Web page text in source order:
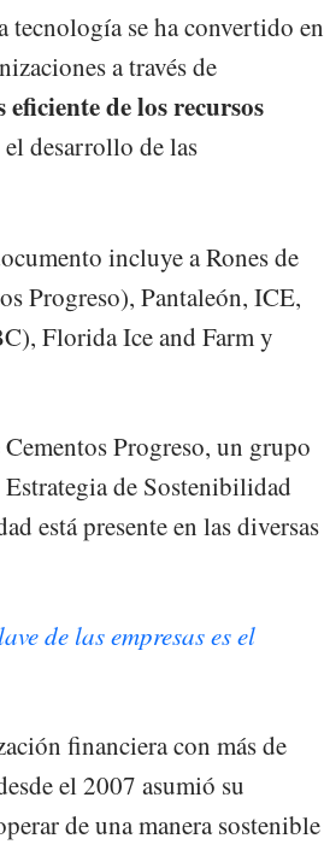
tecnología se ha convertido en
a través de
de los recursos
desarrollo de las
incluye a Rones de
Progreso), Pantaleón, ICE,
Florida Ice and Farm y
Progreso, un grupo
de Sostenibilidad
está presente en las diversas
de las empresas es el
financiera con más de
el 2007 asumió su
de una manera sostenible